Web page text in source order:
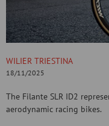
WILIER TRIESTINA
18/11/2025
The Filante SLR ID2
aerodynamic racing bikes.